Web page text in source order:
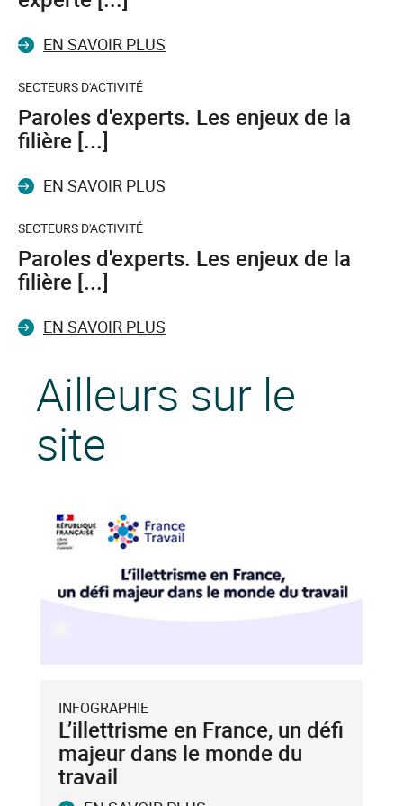
EN SAVOIR PLUS
SECTEURS D'ACTIVITÉ
Paroles d'experts. Les enjeux de la
filière [...]
EN SAVOIR PLUS
SECTEURS D'ACTIVITÉ
Paroles d'experts. Les enjeux de la
filière [...]
EN SAVOIR PLUS
Ailleurs sur le
site
INFOGRAPHIE
L’illettrisme en France, un défi
majeur dans le monde du
travail